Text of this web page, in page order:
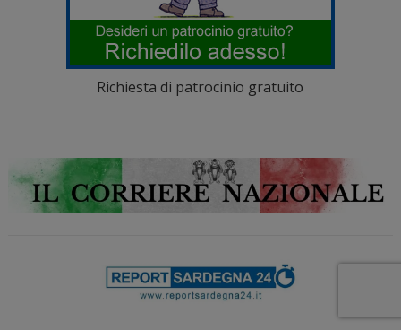
Richiesta di patrocinio gratuito